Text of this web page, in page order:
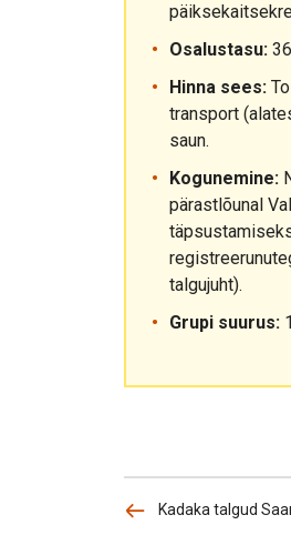
Osalustasu:
Hinna sees:
transport
saun.
Kogunemine:
pärastlõunal
talgujuht).
Grupi suurus:
Kadaka talgud